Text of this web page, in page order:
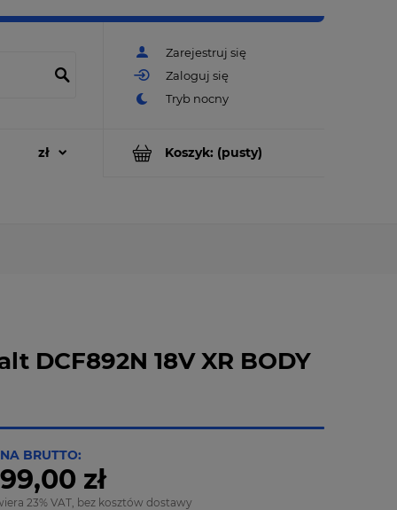
Zarejestruj się
Zaloguj się
Koszyk: (pusty)
DCF892N 18V XR BODY
BRUTTO:
zł
23% VAT, bez kosztów dostawy